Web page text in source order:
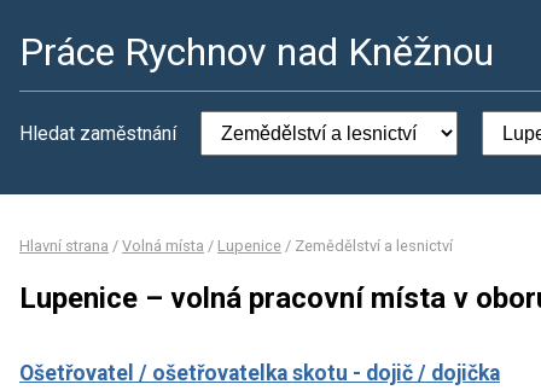
Práce Rychnov nad Kněžnou
Hledat zaměstnání
Hlavní strana / Volná místa / Lupenice / Zemědělství a lesnictví
Lupenice – volná pracovní místa v
Ošetřovatel / ošetřovatelka skotu - dojič / dojička